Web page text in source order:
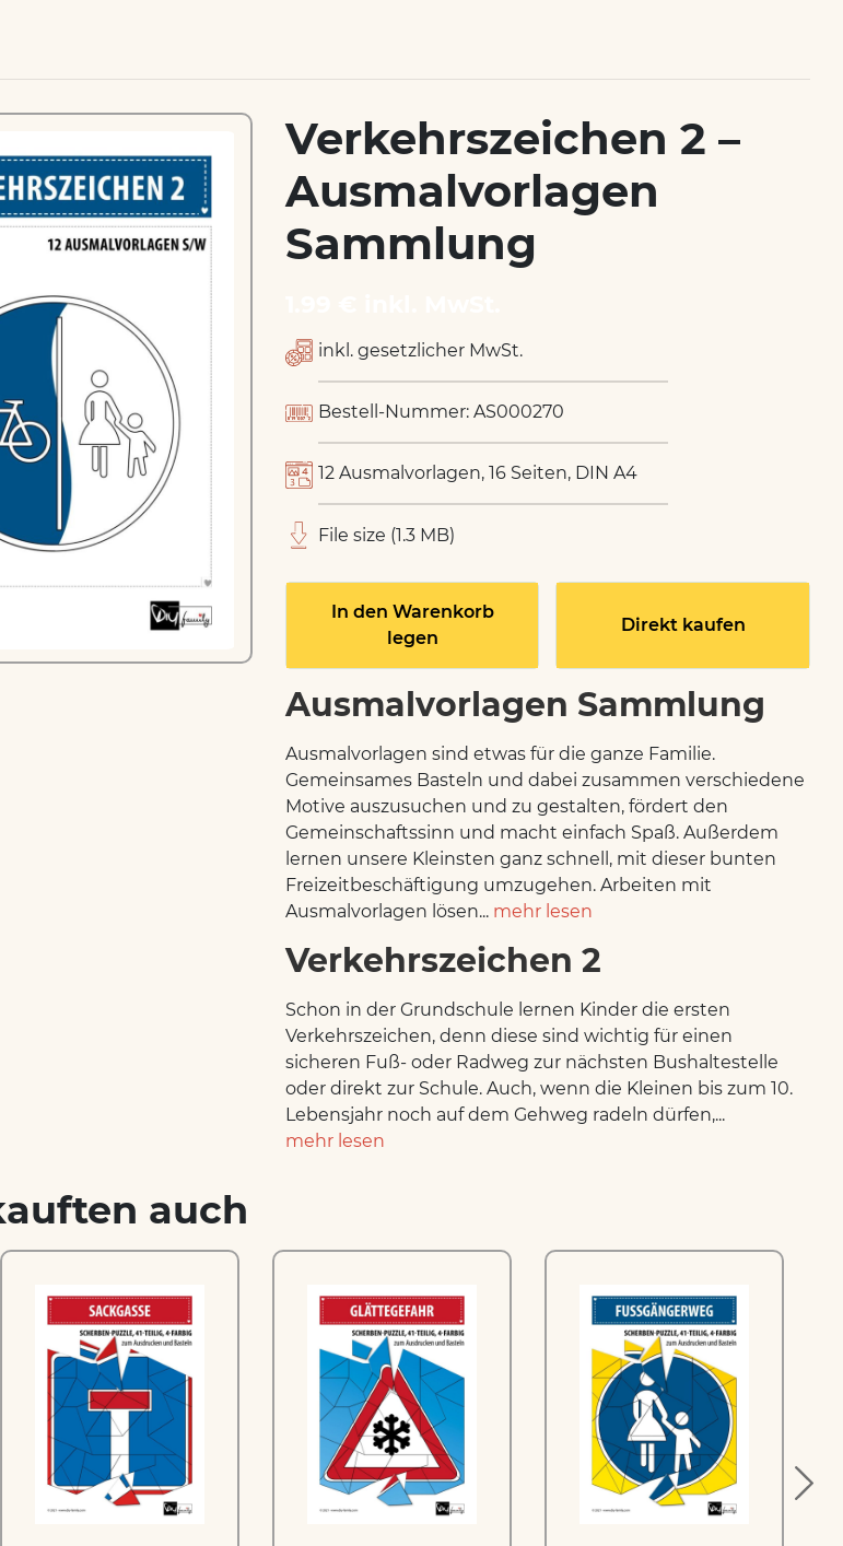
Verkehrszeichen 2 –
Ausmalvorlagen
Sammlung
inkl. gesetzlicher MwSt.
Bestell-Nummer: AS000270
12 Ausmalvorlagen, 16 Seiten, DIN A4
File size (1.3 MB)
In den Warenkorb
legen
Direkt kaufen
Ausmalvorlagen Sammlung
Ausmalvorlagen sind etwas für die ganze Familie.
Gemeinsames Basteln und dabei zusammen verschiedene
Motive auszusuchen und zu gestalten, fördert den
Gemeinschaftssinn und macht einfach Spaß. Außerdem
lernen unsere Kleinsten ganz schnell, mit dieser bunten
Freizeitbeschäftigung umzugehen. Arbeiten mit
Ausmalvorlagen lösen... mehr lesen
Verkehrszeichen 2
Schon in der Grundschule lernen Kinder die ersten
Verkehrszeichen, denn diese sind wichtig für einen
sicheren Fuß- oder Radweg zur nächsten Bushaltestelle
oder direkt zur Schule. Auch, wenn die Kleinen bis zum 10.
Lebensjahr noch auf dem Gehweg radeln dürfen,...
mehr lesen
auch